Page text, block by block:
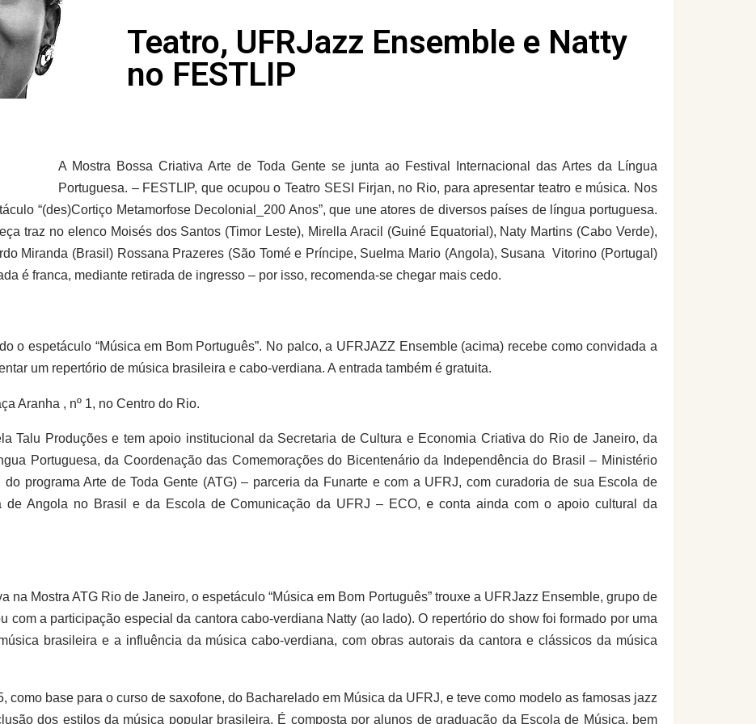
Teatro, UFRJazz Ensemble e Natty
no FESTLIP
A Mostra Bossa Criativa Arte de Toda Gente se junta ao Festival Internacional das Artes da Língua
Portuguesa. – FESTLIP, que ocupou o Teatro SESI Firjan, no Rio, para apresentar teatro e música. Nos
“(des)Cortiço Metamorfose Decolonial_200 Anos”, que une atores de diversos países de língua portuguesa.
traz no elenco Moisés dos Santos (Timor Leste), Mirella Aracil (Guiné Equatorial), Naty Martins (Cabo Verde),
Miranda (Brasil) Rossana Prazeres (São Tomé e Príncipe, Suelma Mario (Angola), Susana Vitorino (Portugal)
é franca, mediante retirada de ingresso – por isso, recomenda-se chegar mais cedo.
o espetáculo “Música em Bom Português”. No palco, a UFRJAZZ Ensemble (acima) recebe como convidada a
um repertório de música brasileira e cabo-verdiana. A entrada também é gratuita.
Aranha , nº 1, no Centro do Rio.
Talu Produçõese tem apoio institucional da Secretaria de Cultura e Economia Criativa do Rio de Janeiro,da
Portuguesa,da Coordenação das Comemorações do Bicentenário da Independência do Brasil – Ministério
do programa Arte de Toda Gente (ATG) – parceria da Funarte ecom a UFRJ, com curadoria de sua Escola de
de Angola no Brasil e da Escola de Comunicação da UFRJ – ECO, econta aindacom o apoio cultural da
na Mostra ATG Rio de Janeiro, o espetáculo “Música em Bom Português” trouxe a UFRJazz Ensemble, grupo de
com a participação especial da cantora cabo-verdiana Natty (ao lado).O repertório do show foi formado por uma
brasileira e a influência da música cabo-verdiana,comobras autorais da cantoraeclássicos da música
como base para o curso de saxofone, do Bacharelado em Música da UFRJ, e teve como modelo as famosas jazz
dos estilos da música popular brasileira. É composta por alunos de graduação da Escola de Música, bem